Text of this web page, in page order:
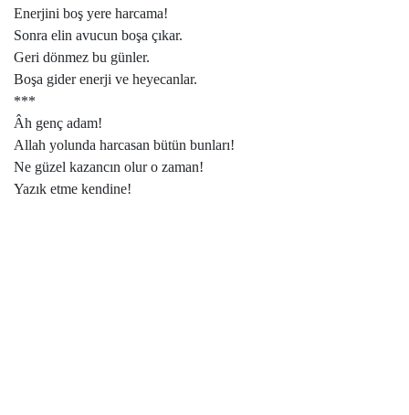
Enerjini boş yere harcama!
Sonra elin avucun boşa çıkar.
Geri dönmez bu günler.
Boşa gider enerji ve heyecanlar.
***
Âh genç adam!
Allah yolunda harcasan bütün bunları!
Ne güzel kazancın olur o zaman!
Yazık etme kendine!